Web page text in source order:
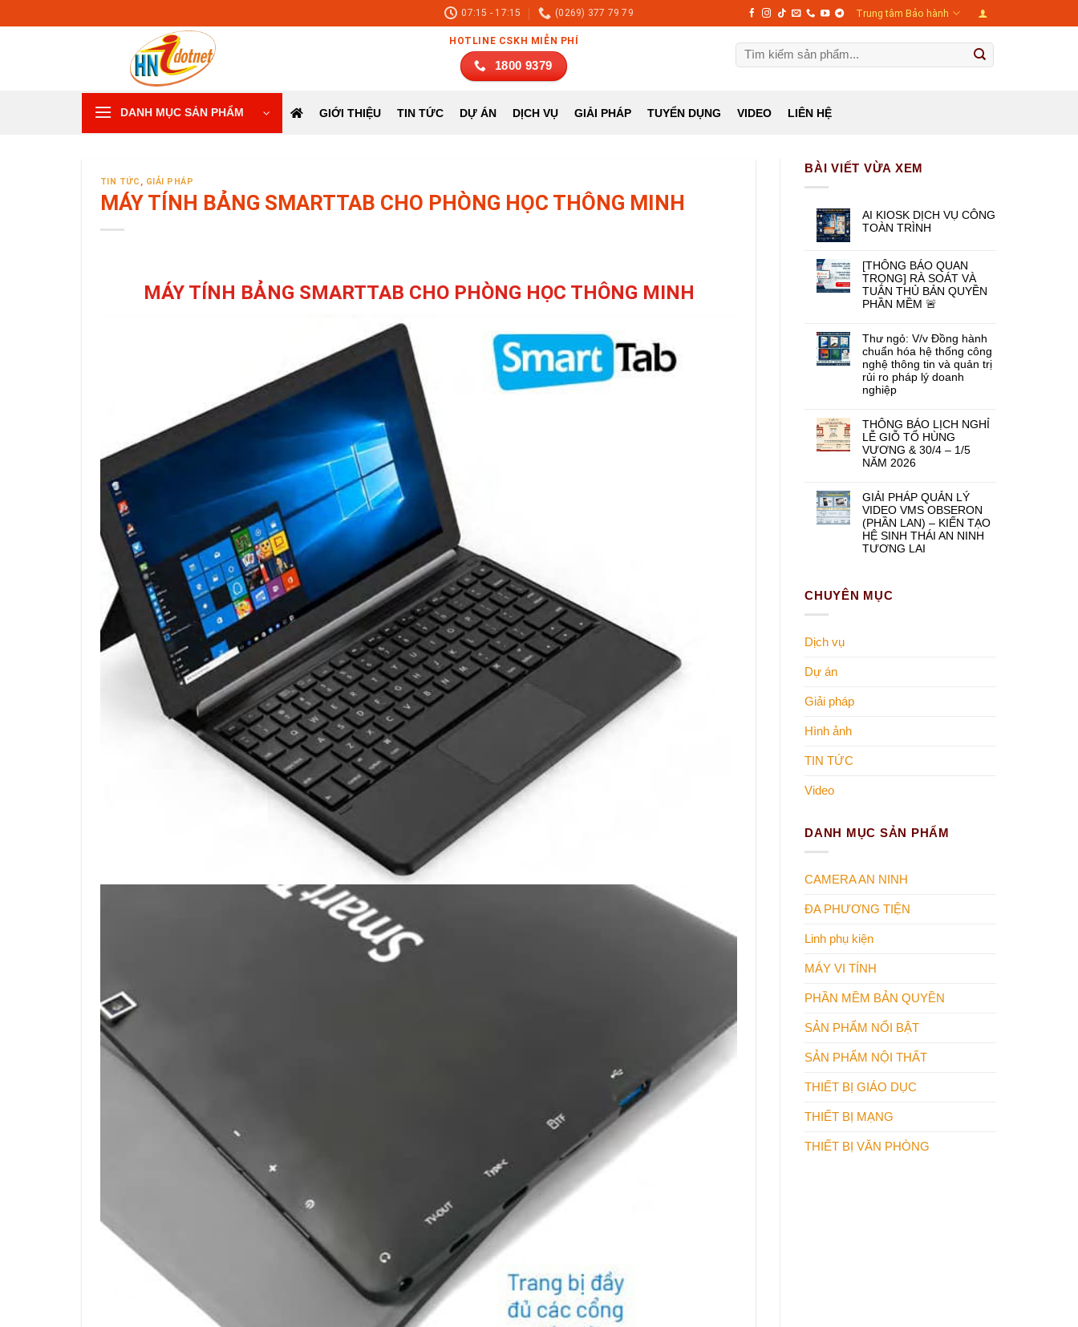
to
07:15 - 17:15 (0269) 377 79 79 Trung tâm Bảo hành
HOTLINE CSKH MIỄN PHÍ
1800 9379
Tìm
DANH MỤC SẢN PHẨM GIỚI THIỆU TIN TỨC DỰ ÁN DỊCH VỤ GIẢI PHÁP TUYỂN DỤNG VIDEO LIÊN HỆ
TIN TỨC , GIẢI PHÁP
MÁY TÍNH BẢNG SMARTTAB CHO PHÒNG HỌC THÔNG MINH
MÁY TÍNH BẢNG SMARTTAB CHO PHÒNG HỌC THÔNG MINH
BÀI VIẾT VỪA XEM
AI KIOSK DỊCH VỤ CÔNG
TOÀN TRÌNH
[THÔNG BÁO QUAN
TRỌNG] RÀ SOÁT VÀ
TUÂN THỦ BẢN QUYỀN
PHẦN MỀM 🚨
Thư ngỏ: V/v Đồng hành
chuẩn hóa hệ thống công
nghệ thông tin và quản trị
rủi ro pháp lý doanh
nghiệp
THÔNG BÁO LỊCH NGHỈ
LỄ GIỖ TỔ HÙNG
VƯƠNG & 30/4 – 1/5
NĂM 2026
GIẢI PHÁP QUẢN LÝ
VIDEO VMS OBSERON
(PHẦN LAN) – KIẾN TẠO
HỆ SINH THÁI AN NINH
TƯƠNG LAI
CHUYÊN MỤC
Dịch vụ
Dự án
Giải pháp
Hình ảnh
TIN TỨC
Video
DANH MỤC SẢN PHẨM
CAMERA AN NINH
ĐA PHƯƠNG TIỆN
Linh phụ kiện
MÁY VI TÍNH
PHẦN MỀM BẢN QUYỀN
SẢN PHẨM NỔI BẬT
SẢN PHẨM NỘI THẤT
THIẾT BỊ GIÁO DỤC
THIẾT BỊ MẠNG
THIẾT BỊ VĂN PHÒNG